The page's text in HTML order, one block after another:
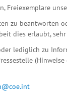
Freiexemplare
zu beantworten
dies erlaubt,
lediglich zu